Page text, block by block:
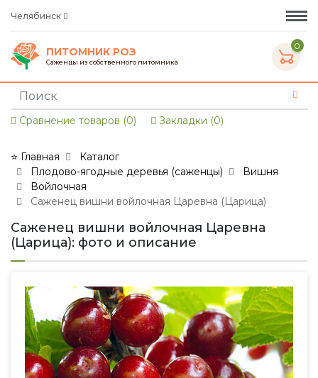
Челябинск
ПИТОМНИК РОЗ
Саженцы из собственного питомника
0
Сравнение товаров (0) Закладки (0)
⭐ Главная
Каталог
Плодово-ягодные деревья (саженцы)
Вишня
Войлочная
Саженец вишни войлочная Царевна (Царица)
Саженец вишни войлочная Царевна
(Царица): фото и описание